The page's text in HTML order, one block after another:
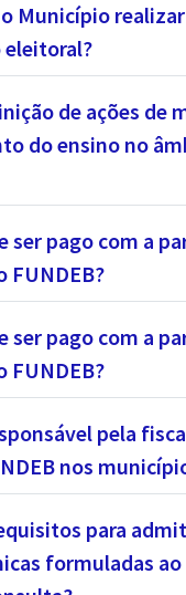
o Município
eleitoral?
do
ser pago com a
FUNDEB?
ser pago com a
FUNDEB?
pela
nos